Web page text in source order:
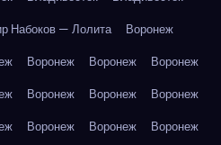
Набоков — Лолита
Воронеж
Воронеж Воронеж
Воронеж
Воронеж Воронеж
Воронеж
Воронеж Воронеж
Воронеж